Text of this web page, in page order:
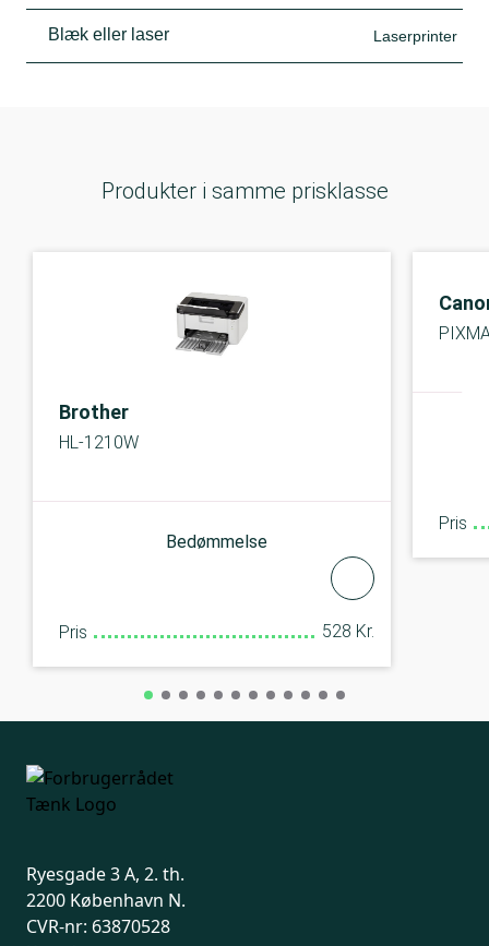
Blæk eller laser Laserprinter
Produkter i samme prisklasse
Brother
HL-1210W
Bedømmelse
Pris 528 Kr.
Pris
Ryesgade 3 A, 2. th.
2200 København N.
CVR-nr: 63870528